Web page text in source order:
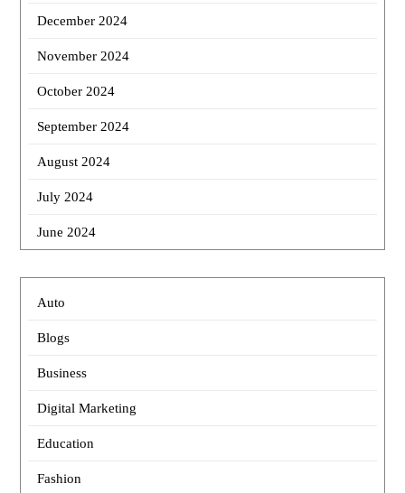
December 2024
November 2024
October 2024
September 2024
August 2024
July 2024
June 2024
Auto
Blogs
Business
Digital Marketing
Education
Fashion